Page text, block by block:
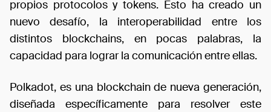
propios protocolos y tokens. Esto ha creado un
nuevo desafío, la interoperabilidad entre los
distintos blockchains, en pocas palabras, la
capacidad para lograr la comunicación entre ellas.
Polkadot, es una blockchain de nueva generación,
diseñada específicamente para resolver este